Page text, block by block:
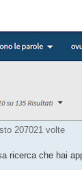
207021 volte
ricerca che hai